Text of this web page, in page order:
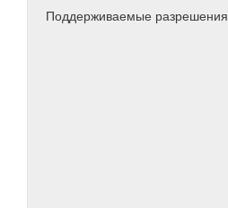
Поддерживаемые разрешения